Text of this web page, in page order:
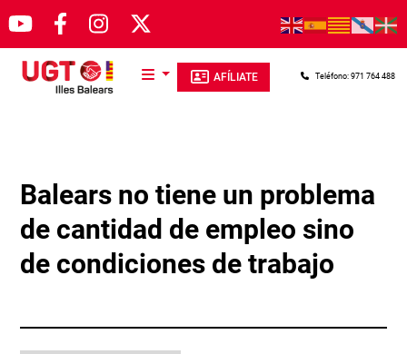
Pasar al contenido principal
AFÍLIATE Teléfono: 971 764 488
Balears no tiene un problema
de cantidad de empleo sino
de condiciones de trabajo